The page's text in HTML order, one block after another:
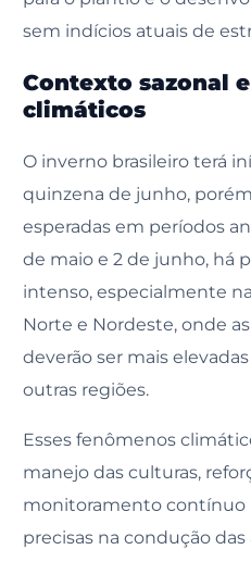
sem indícios atuais de
Contexto sazonal
climáticos
O inverno brasileiro terá
quinzena de junho,
esperadas em períodos
de maio e 2 de junho, há
intenso, especialmente
Norte e Nordeste, onde
deverão ser mais
outras regiões.
Esses fenômenos
manejo das culturas,
monitoramento contínuo
precisas na condução